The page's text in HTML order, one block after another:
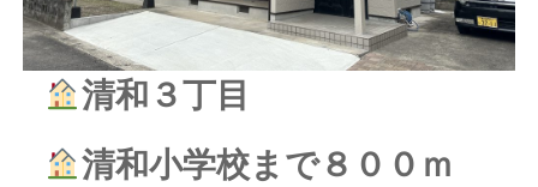
清和３丁目
清和小学校まで８００ｍ